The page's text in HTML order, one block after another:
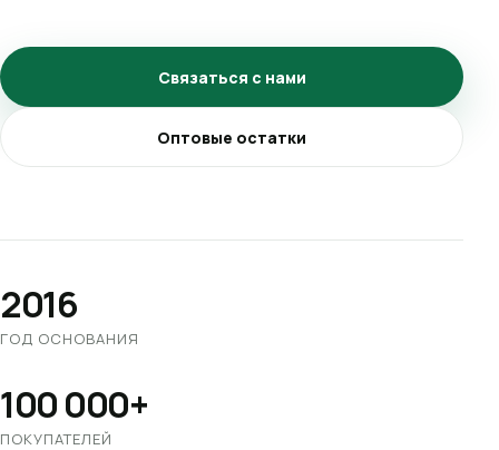
Связаться с нами
Оптовые остатки
2016
ГОД ОСНОВАНИЯ
100 000+
ПОКУПАТЕЛЕЙ